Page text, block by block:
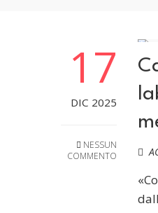
17
DIC 2025
NESSUN
COMMENTO